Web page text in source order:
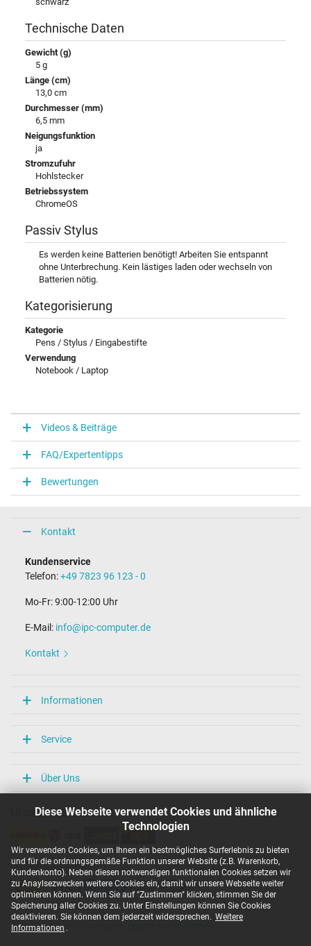
Diese Webseite verwendet Cookies und ähnliche
Technologien
Wir verwenden Cookies, um Ihnen ein bestmögliches Surferlebnis zu bieten
und für die ordnungsgemäße Funktion unserer Website (z.B. Warenkorb,
Kundenkonto). Neben diesen notwendigen funktionalen Cookies setzen wir
zu Anaylsezwecken weitere Cookies ein, damit wir unsere Webseite weiter
optimieren können. Wenn Sie auf "Zustimmen" klicken, stimmen Sie der
Speicherung aller Cookies zu. Unter Einstellungen können Sie Cookies
deaktivieren. Sie können dem jederzeit widersprechen. Weitere
Informationen .
Technische Daten
Gewicht (g)
5 g
Länge (cm)
13,0 cm
Durchmesser (mm)
6,5 mm
Neigungsfunktion
ja
Stromzufuhr
Hohlstecker
Betriebssystem
ChromeOS
Passiv Stylus
Es werden keine Batterien benötigt! Arbeiten Sie entspannt
ohne Unterbrechung. Kein lästiges laden oder wechseln von
Batterien nötig.
Kategorisierung
Kategorie
Pens / Stylus / Eingabestifte
Verwendung
Notebook / Laptop
Videos & Beiträge
FAQ/Expertentipps
Bewertungen
Kontakt
Kundenservice
Telefon:+49 7823 96 123 - 0
Mo-Fr: 9:00-12:00 Uhr
E-Mail: info@ipc-computer.de
Kontakt
Informationen
Service
Über Uns
Unsere Versandarten
Unsere Zahlarten
Copyright ©